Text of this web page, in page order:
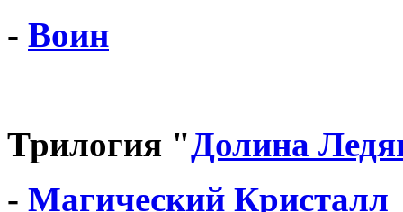
- Воин
Трилогия "Долина
- Магический Кристалл